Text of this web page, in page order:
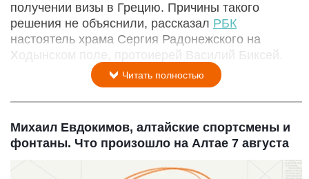
получении визы в Грецию. Причины такого
решения не объяснили, рассказал РБК
настоятель храма Сергия Радонежского на
Ходынском поле, протоиерей Василий Биксей.
Читать полностью
Михаил Евдокимов, алтайские спортсмены и
фонтаны. Что произошло на Алтае 7 августа